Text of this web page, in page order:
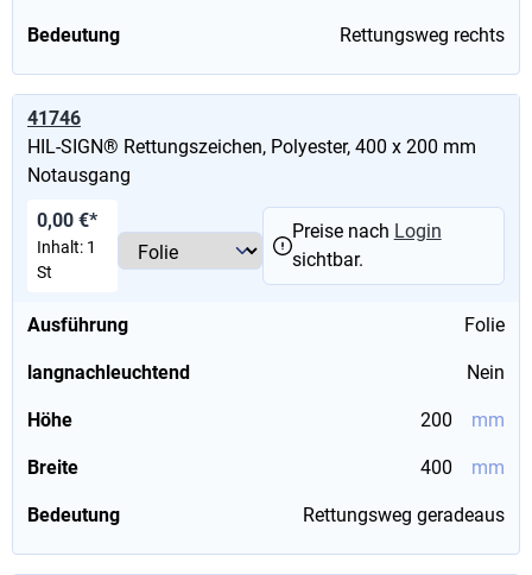
Bedeutung Rettungsweg rechts
41746
HIL-SIGN® Rettungszeichen, Polyester, 400 x 200 mm
Notausgang
Ausführung Folie
langnachleuchtend Nein
Höhe 200 mm
Breite 400 mm
Bedeutung Rettungsweg geradeaus
0,00 €*
Inhalt: 1
St
Preise nach Login
sichtbar.